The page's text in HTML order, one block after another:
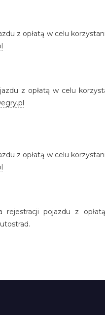
z opłatą w celu
z opłatą w celu
z opłatą w celu
rejestracji pojazdu z